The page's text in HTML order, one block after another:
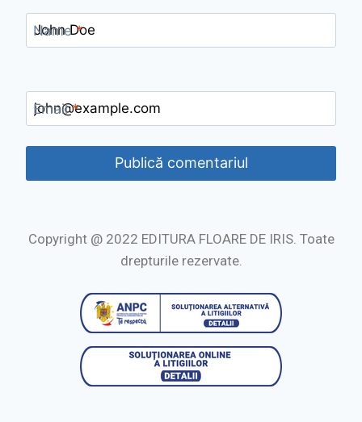
Name*
Email*
Copyright @ 2022 EDITURA FLOARE DE IRIS. Toate
drepturile rezervate.